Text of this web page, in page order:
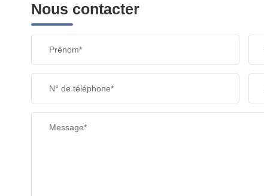
Nous contacter
Prénom*
N° de téléphone*
Message*